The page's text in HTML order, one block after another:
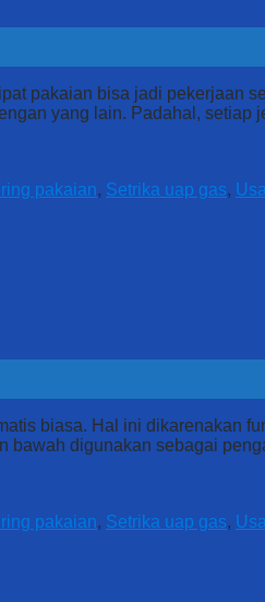
pakaian bisa jadi pekerjaan
yang lain. Padahal,
pakaian, Setrika uap gas,
biasa. Hal ini dikarenakan
digunakan sebagai
pakaian, Setrika uap gas,